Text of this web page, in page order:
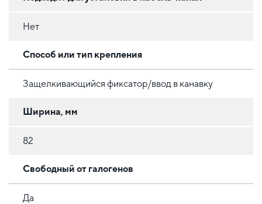
Нет
Способ или тип крепления
Защелкивающийся фиксатор/ввод в канавку
Ширина, мм
82
Свободный от галогенов
Да